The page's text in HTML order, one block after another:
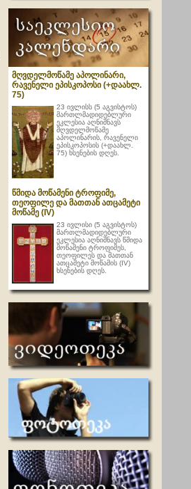
მღვდელმოწამე აპოლინარი,
რავენელი ეპისკოპოსი (+დაახლ.
75)
23 ივლისს (5 აგვისტოს)
მართლმადიდებლური
ეკლესია აღნიშნავს
მღვდელმოწამე
აპოლინარის, რავენელი
ეპისკოპოსის (+დაახლ.
75) ხსენების დღეს.
წმიდა მოწამენი ტროფიმე,
თეოფილე და მათთან ათცამეტი
მოწამე (IV)
23 ივლისი (5 აგვისტოს)
მართლმადიდებლური
ეკლესია აღნიშნავს წმიდა
მოწამენი ტროფიმეს,
თეოფილეს და მათთან
ათცამეტი მოწამის (IV)
ხსენების დღეს.